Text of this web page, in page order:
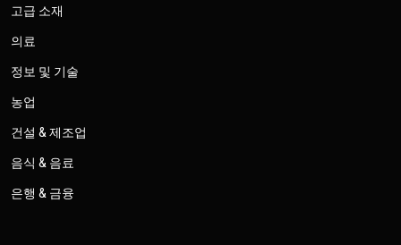
고급 소재
의료
정보 및 기술
농업
건설 & 제조업
음식 & 음료
은행 & 금융